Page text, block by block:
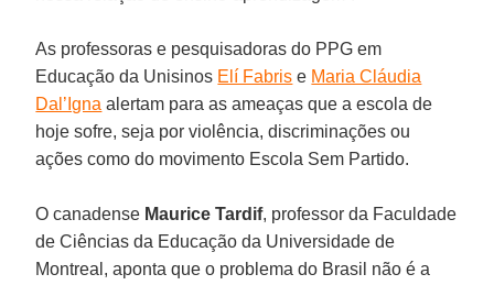
As professoras e pesquisadoras do PPG em
Educação da Unisinos Elí Fabris e Maria Cláudia
Dal’Igna alertam para as ameaças que a escola de
hoje sofre, seja por violência, discriminações ou
ações como do movimento Escola Sem Partido.
O canadense Maurice Tardif, professor da Faculdade
de Ciências da Educação da Universidade de
Montreal, aponta que o problema do Brasil não é a